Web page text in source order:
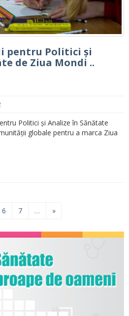
pentru Politici și
de Ziua Mondi ..
Politici și Analize în Sănătate
globale pentru a marca Ziua
6 7 … »